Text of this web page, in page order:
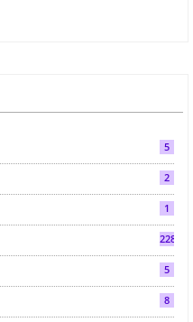
5
2
1
2286
5
8